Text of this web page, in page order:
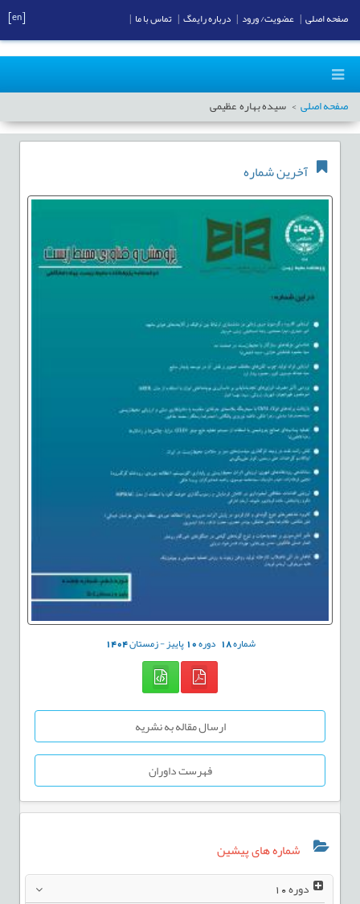
صفحه اصلی سیده بهاره عظیمی
آخرین شماره
شماره18 دوره10پاییز - زمستان1404
ارسال مقاله به نشریه
فهرست داوران
شماره های پیشین
دوره10
صفحه اصلی عضویت/ ورود درباره رایمگ تماس با ما